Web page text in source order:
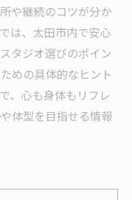
や継続のコツが分か
は、太田市内で安心
タジオ選びのポイン
めの具体的なヒント
、心も身体もリフレ
体型を目指せる情報